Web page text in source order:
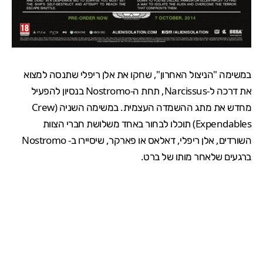
במשימה "הניצול האחרון", שחקו את אלן ריפלי שתנסה למצוא
את דרכה ל-Narcissus, תחת ה-Nostromo בנסיון להפעיל
מחדש את מתג ההשמדה העצמית. במשימה השניה (Crew
Expendables) תוכלו לבחור באחד משלושת חברי הצוות
השורדים, אלן ריפלי, דאלאס או פארקר, שיסיירו ב- Nostromo
ברגעים שלאחר מותו של ברט.